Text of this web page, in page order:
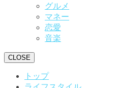
グルメ
マネー
恋愛
音楽
CLOSE
トップ